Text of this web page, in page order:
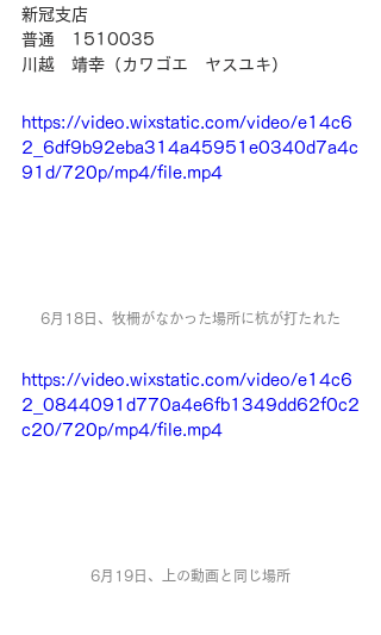
新冠支店
普通　1510035
川越　靖幸（カワゴエ　ヤスユキ）
https://video.wixstatic.com/video/e14c6
2_6df9b92eba314a45951e0340d7a4c
91d/720p/mp4/file.mp4
6月18日、牧柵がなかった場所に杭が打たれた
https://video.wixstatic.com/video/e14c6
2_0844091d770a4e6fb1349dd62f0c2
c20/720p/mp4/file.mp4
6月19日、上の動画と同じ場所